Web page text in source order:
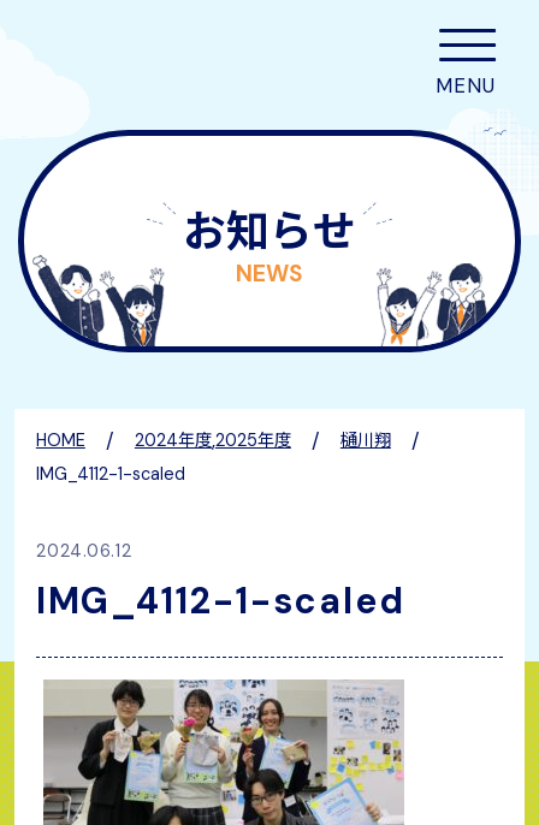
お知らせ
NEWS
HOME / 2024年度,2025年度/ 樋川翔/
IMG_4112-1-scaled
2024.06.12
IMG_4112-1-scaled